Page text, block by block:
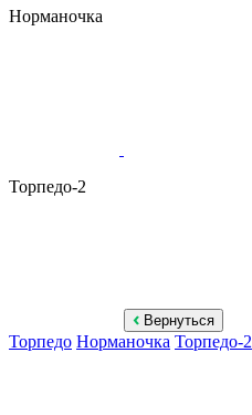
Норманочка
Торпедо-2
Вернуться
Торпедо Норманочка Торпедо-2